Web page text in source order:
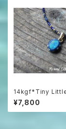
14kgf*Tiny
pal Necklace オー
産プレシャスオパー
ズリ
¥7,800